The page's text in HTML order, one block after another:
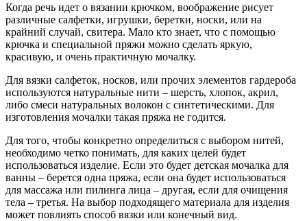
Когда речь идет о вязании крючком, воображение рисует
различные салфетки, игрушки, беретки, носки, или на
крайний случай, свитера. Мало кто знает, что с помощью
крючка и специальной пряжи можно сделать яркую,
красивую, и очень практичную мочалку.
Для вязки салфеток, носков, или прочих элементов гардероба
используются натуральные нити – шерсть, хлопок, акрил,
либо смеси натуральных волокон с синтетическими. Для
изготовления мочалки такая пряжа не годится.
Для того, чтобы конкретно определиться с выбором нитей,
необходимо четко понимать, для каких целей будет
использоваться изделие. Если это будет детская мочалка для
ванны – берется одна пряжа, если она будет использоваться
для массажа или пилинга лица – другая, если для очищения
тела – третья. На выбор подходящего материала для изделия
может повлиять способ вязки или конечный вид.